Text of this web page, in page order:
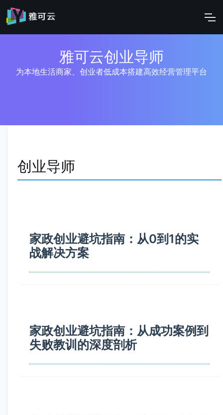
雅可云创业导师
为本地生活商家、创业者低成本搭建高效经营管理平台
创业导师
家政创业避坑指南：从0到1的实
战解决方案
家政创业避坑指南：从成功案例到
失败教训的深度剖析